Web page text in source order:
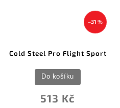
–31 %
Cold Steel Pro Flight Sport
513 Kč
Do košíku